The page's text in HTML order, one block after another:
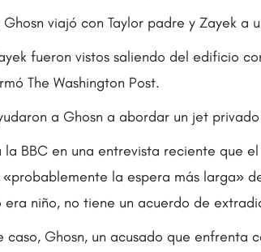
Ghosn viajó con Taylor padre y Zayek
fueron vistos saliendo del edificio
The Washington Post.
a Ghosn a abordar un jet
la BBC en una entrevista reciente que
la espera más larga»
niño, no tiene un acuerdo de
caso, Ghosn, un acusado que enfrenta